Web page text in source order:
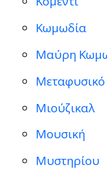
Κωμωδία
Μαύρη
Μεταφυσικό
Μιούζικαλ
Μουσική
Μυστηρίου